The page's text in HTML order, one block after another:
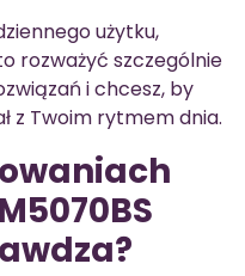
użytku,
rozważyć szczególnie
i chcesz, by
z Twoim rytmem dnia.